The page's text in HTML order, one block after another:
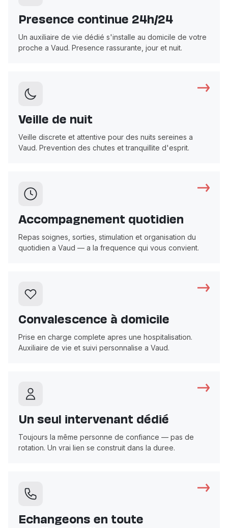
Presence continue 24h/24
Un auxiliaire de vie dédié s'installe au domicile de votre
proche a Vaud. Presence rassurante, jour et nuit.
Veille de nuit
Veille discrete et attentive pour des nuits sereines a
Vaud. Prevention des chutes et tranquillite d'esprit.
Accompagnement quotidien
Repas soignes, sorties, stimulation et organisation du
quotidien a Vaud — a la frequence qui vous convient.
Convalescence à domicile
Prise en charge complete apres une hospitalisation.
Auxiliaire de vie et suivi personnalise a Vaud.
Un seul intervenant dédié
Toujours la même personne de confiance — pas de
rotation. Un vrai lien se construit dans la duree.
Echangeons en toute